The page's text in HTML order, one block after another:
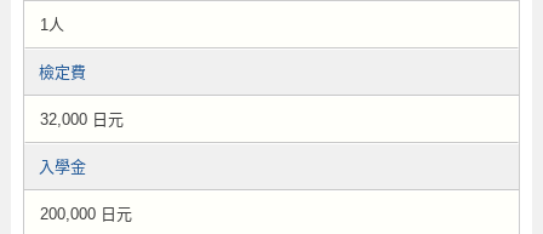
1人
檢定費
32,000 日元
入學金
200,000 日元